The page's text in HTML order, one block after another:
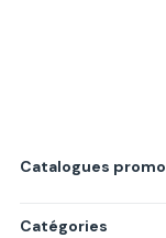
Catalogues promo
Catégories